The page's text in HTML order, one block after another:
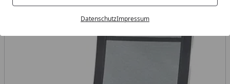
DatenschutzImpressum